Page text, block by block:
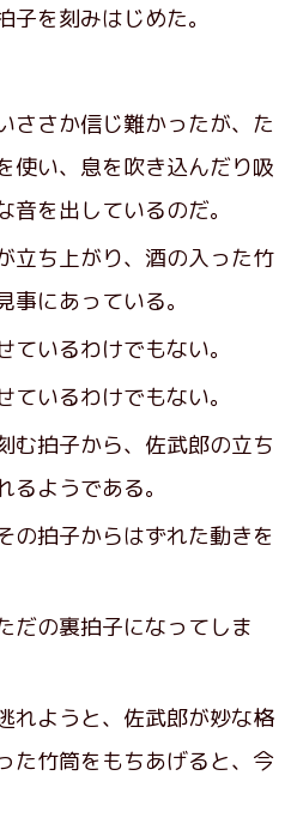
を刻みはじめた。
ささか信じ難かったが、た
使い、息を吹き込んだり吸
を出しているのだ。
立ち上がり、酒の入った竹
にあっている。
いるわけでもない。
ているわけでもない。
む拍子から、佐武郎の立ち
ようである。
の拍子からはずれた動きを
だの裏拍子になってしま
れようと、佐武郎が妙な格
た竹筒をもちあげると、今